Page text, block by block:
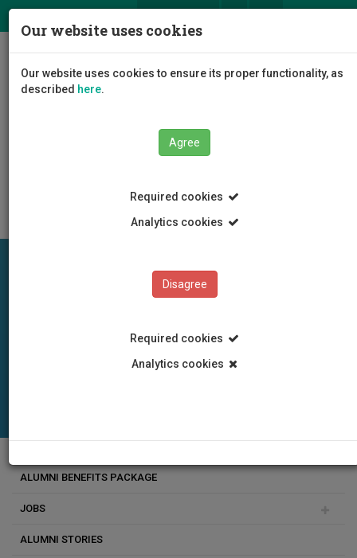
ALUMNI BENEFITS PACKAGE
JOBS
Employers' Application for Job Advertisements
ALUMNI STORIES
Our website uses cookies
Our website uses cookies to ensure its proper functionality, as
described here.
Agree
Required cookies
Analytics cookies
Disagree
Required cookies
Analytics cookies